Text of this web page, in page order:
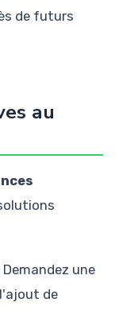
de futurs
au
Demandez une
de